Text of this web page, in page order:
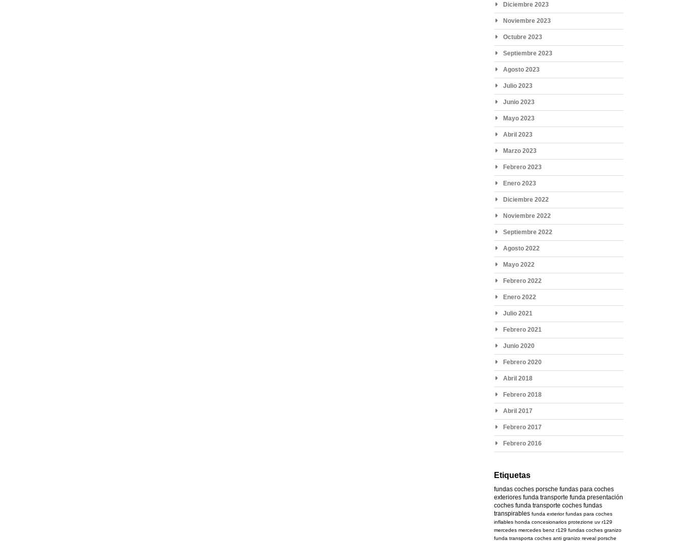
Diciembre 2023
Noviembre 2023
Octubre 2023
Septiembre 2023
Agosto 2023
Julio 2023
Junio 2023
Mayo 2023
Abril 2023
Marzo 2023
Febrero 2023
Enero 2023
Diciembre 2022
Noviembre 2022
Septiembre 2022
Agosto 2022
Mayo 2022
Febrero 2022
Enero 2022
Julio 2021
Febrero 2021
Junio 2020
Febrero 2020
Abril 2018
Febrero 2018
Abril 2017
Febrero 2017
Febrero 2016
Etiquetas
fundas coches porsche fundas para coches
exteriores funda transporte funda presentación
coches funda transporte coches fundas
transpirables funda exterior fundas para coches
inflables honda concesionarios protezione uv r129
mercedes mercedes benz r129 fundas coches granizo
funda transporta coches anti granizo reveal porsche